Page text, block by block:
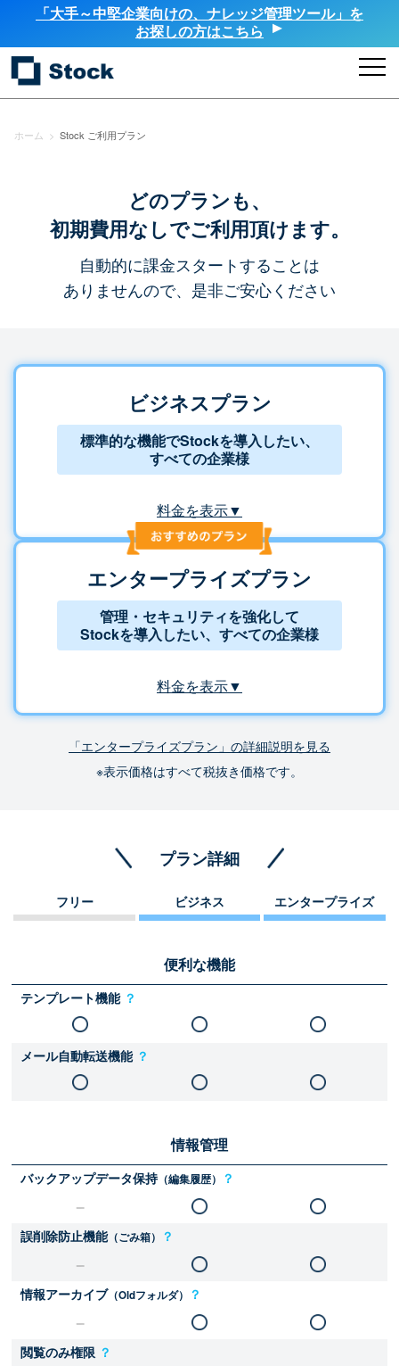
「大手～中堅企業向けの、ナレッジ管理ツール」を
お探しの方はこちら
ホーム > Stock ご利用プラン
どのプランも、
初期費用なしでご利用頂けます。
自動的に課金スタートすることは
ありませんので、是非ご安心ください
ビジネスプラン
標準的な機能でStockを導入したい、
すべての企業様
料金を表示▼
エンタープライズプラン
管理・セキュリティを強化して
Stockを導入したい、すべての企業様
料金を表示▼
「エンタープライズプラン」の詳細説明を見る
※表示価格はすべて税抜き価格です。
プラン詳細
フリー ビジネス エンタープライズ
便利な機能
テンプレート機能 ？
メール自動転送機能 ？
情報管理
バックアップデータ保持（編集履歴） ？
誤削除防止機能（ごみ箱） ？
情報アーカイブ（Oldフォルダ） ？
閲覧のみ権限 ？